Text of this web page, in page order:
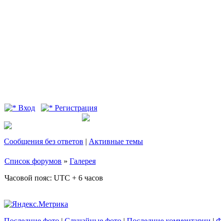
Вход Регистрация
Сообщения без ответов | Активные темы
Список форумов » Галерея
Часовой пояс: UTC + 6 часов